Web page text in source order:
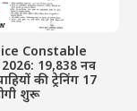
Constable
19,838 नव
की ट्रेनिंग 17
शुरू